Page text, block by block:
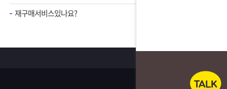
재구매서비스있나요?